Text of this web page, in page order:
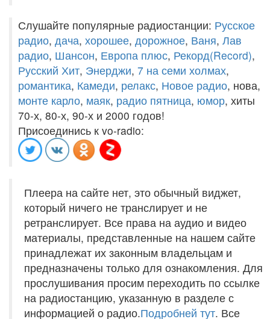
Слушайте популярные радиостанции: Русское
радио, дача, хорошее, дорожное, Ваня, Лав
радио, Шансон, Европа плюс, Рекорд(Record),
Русский Хит, Энерджи, 7 на семи холмах,
романтика, Камеди, релакс, Новое радио, нова,
монте карло, маяк, радио пятница, юмор, хиты
70-х, 80-х, 90-х и 2000 годов!
Присоединись к vo-radio:
Плеера на сайте нет, это обычный виджет,
который ничего не транслирует и не
ретранслирует. Все права на аудио и видео
материалы, представленные на нашем сайте
принадлежат их законным владельцам и
предназначены только для ознакомления. Для
прослушивания просим переходить по ссылке
на радиостанцию, указанную в разделе с
информацией о радио.Подробней тут. Все